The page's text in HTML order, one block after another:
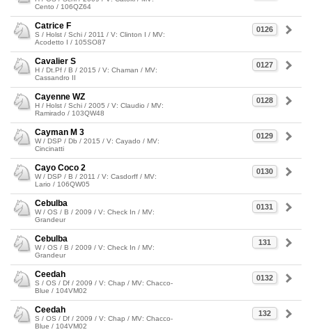
Cento / 106QZ64
0126
Catrice F
S / Holst / Schi / 2011 / V: Clinton I / MV:
Acodetto I / 105SO87
0127
Cavalier S
H / Dt.Pf / B / 2015 / V: Chaman / MV:
Cassandro II
0128
Cayenne WZ
H / Holst / Schi / 2005 / V: Claudio / MV:
Ramirado / 103QW48
0129
Cayman M 3
W / DSP / Db / 2015 / V: Cayado / MV:
Cincinatti
0130
Cayo Coco 2
W / DSP / B / 2011 / V: Casdorff / MV:
Lario / 106QW05
0131
Cebulba
W / OS / B / 2009 / V: Check In / MV:
Grandeur
131
Cebulba
W / OS / B / 2009 / V: Check In / MV:
Grandeur
0132
Ceedah
S / OS / Df / 2009 / V: Chap / MV: Chacco-
Blue / 104VM02
132
Ceedah
S / OS / Df / 2009 / V: Chap / MV: Chacco-
Blue / 104VM02